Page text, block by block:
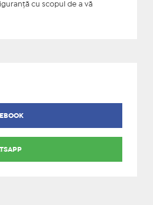
cu scopul de a vă